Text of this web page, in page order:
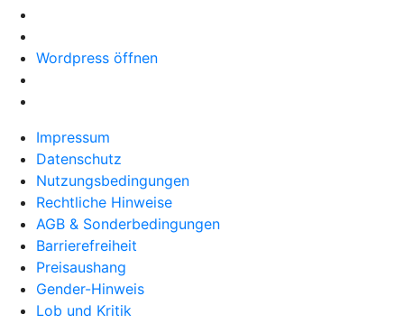
Wordpress öffnen
Impressum
Datenschutz
Nutzungsbedingungen
Rechtliche Hinweise
AGB & Sonderbedingungen
Barrierefreiheit
Preisaushang
Gender-Hinweis
Lob und Kritik